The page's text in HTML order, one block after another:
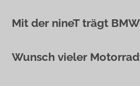
Mit der nineT trägt
Wunsch vieler